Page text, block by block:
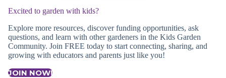
Excited to garden with kids?
Explore more resources, discover funding opportunities, ask
questions, and learn with other gardeners in the Kids Garden
Community. Join FREE today to start connecting, sharing, and
growing with educators and parents just like you!
JOIN NOW!